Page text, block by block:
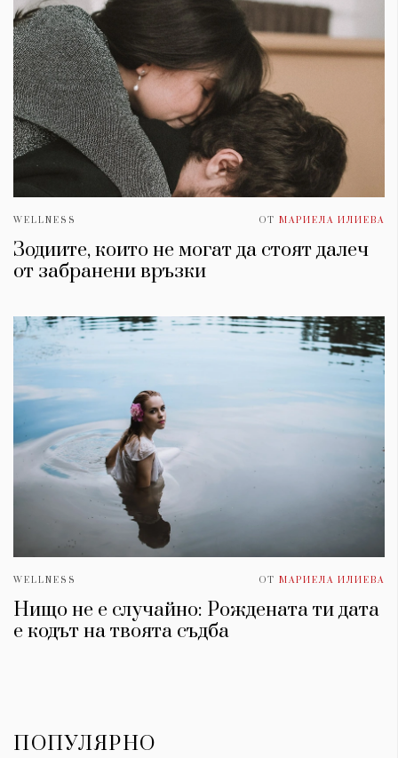
WELLNESS ОТ МАРИЕЛА ИЛИЕВА
Зодиите, които не могат да стоят далеч
от забранени връзки
WELLNESS ОТ МАРИЕЛА ИЛИЕВА
Нищо не е случайно: Рождената ти дата
е кодът на твоята съдба
ПОПУЛЯРНО